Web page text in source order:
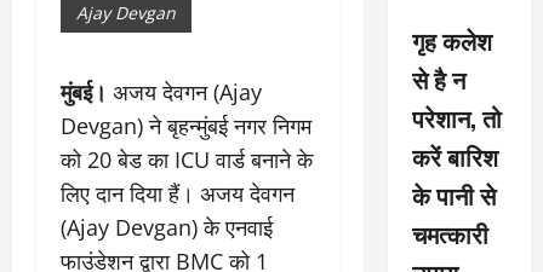
Ajay Devgan
मुंबई। अजय देवगन (Ajay
Devgan) ने बृहन्मुंबई नगर निगम
को 20 बेड का ICU वार्ड बनाने के
लिए दान दिया हैं। अजय देवगन
(Ajay Devgan) के एनवाई
फाउंडेशन द्वारा BMC को 1
गृह कलेश
से है न
परेशान, तो
करें बारिश
के पानी से
चमत्कारी